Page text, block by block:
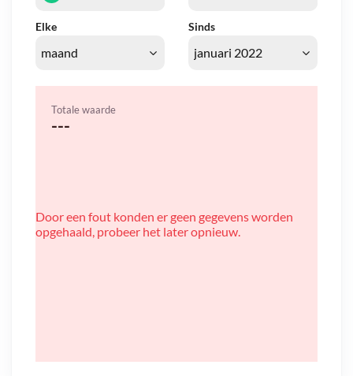
Elke Sinds
Totale waarde
---
Door een fout konden er geen gegevens worden
opgehaald, probeer het later opnieuw.